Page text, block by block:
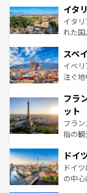
イタ
イタ
れた国。
ろん
景な
ピザ
ませ
なお、
しい。
スペ
イベ
注ぐ
文化
れる
る。
アー
せる
ンテ
フラ
ット
フラ
指の
で、
聖堂
から
ドイ
ドイ
の中